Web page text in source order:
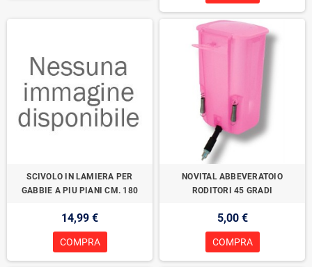
SCIVOLO IN LAMIERA PER
GABBIE A PIU PIANI CM. 180
14,99 €
COMPRA
NOVITAL ABBEVERATOIO
RODITORI 45 GRADI
5,00 €
COMPRA